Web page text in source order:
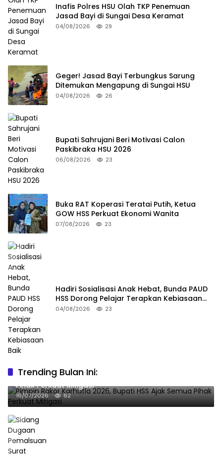
Inafis Polres HSU Olah TKP Penemuan
Jasad Bayi di Sungai Desa Keramat
04/08/2026 29
Geger! Jasad Bayi Terbungkus Sarung
Ditemukan Mengapung di Sungai HSU
04/08/2026 26
Bupati Sahrujani Beri Motivasi Calon
Paskibraka HSU 2026
06/08/2026 23
Buka RAT Koperasi Teratai Putih, Ketua
GOW HSS Perkuat Ekonomi Wanita
07/08/2026 23
Hadiri Sosialisasi Anak Hebat, Bunda PAUD
HSS Dorong Pelajar Terapkan Kebiasaan
Baik
04/08/2026 23
Trending Bulan Ini:
Pimpin Rakor Karhutla 2026, Bupati HSS Ajak Semua
Pihak Perkuat Mitigasi
16/07/2026 62